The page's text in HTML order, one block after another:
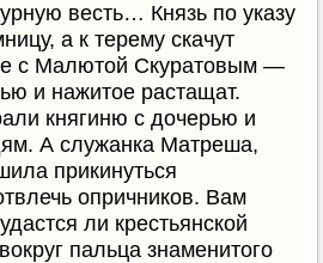
весть… Князь по указу
а к терему скачут
с Малютой Скуратовым —
и нажитое растащат.
княгиню с дочерью и
А служанка Матреша,
прикинуться
опричников. Вам
ли крестьянской
пальца знаменитого